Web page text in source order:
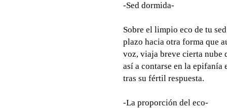
-Sed dormida-
Sobre el limpio eco de tu
plazo hacia otra forma que
voz, viaja breve cierta nube
así a contarse en la epifanía
tras su fértil respuesta.
-La proporción del eco-